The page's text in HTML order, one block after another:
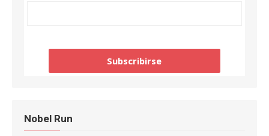
Nobel Run